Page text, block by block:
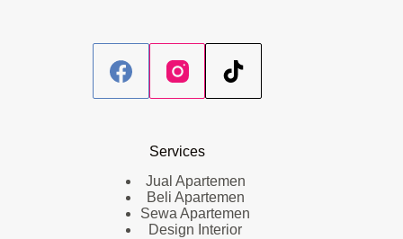
Services
Jual Apartemen
Beli Apartemen
Sewa Apartemen
Design Interior